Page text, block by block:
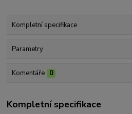
Kompletní specifikace
Parametry
Komentáře 0
Kompletní specifikace